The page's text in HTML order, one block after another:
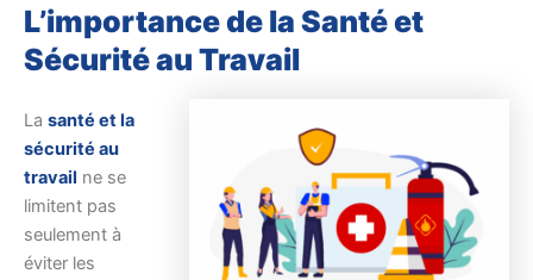
L’importance de la Santé et
Sécurité au Travail
La santé et la
sécurité au
travail ne se
limitent pas
seulement à
éviter les